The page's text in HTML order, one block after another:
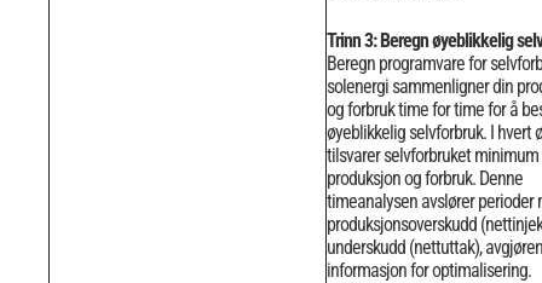
Trinn 3: Beregn øyeblikkelig
Beregn programvare for
solenergi sammenligner din
og forbruk time for time for å
øyeblikkelig selvforbruk. I hvert
tilsvarer selvforbruket
produksjon og forbruk. Denne
timeanalysen avslører perioder
produksjonsoverskudd
underskudd (nettuttak),
informasjon for optimalisering.